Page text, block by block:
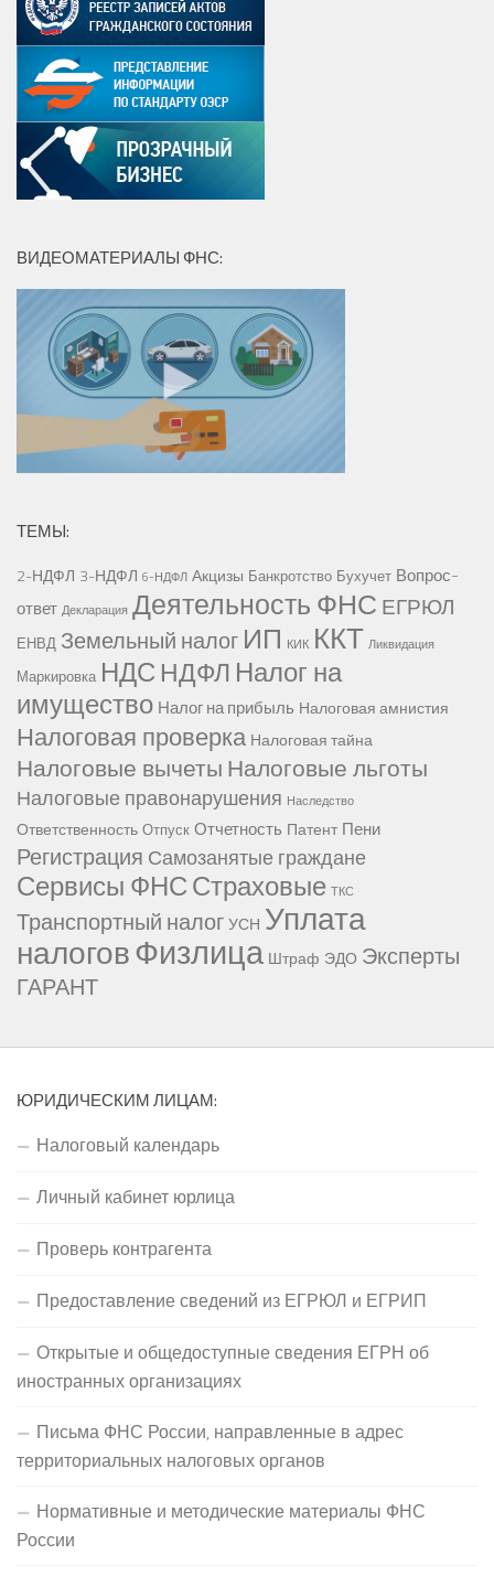
ВИДЕОМАТЕРИАЛЫ ФНС:
ТЕМЫ:
2-НДФЛ 3-НДФЛ 6-НДФЛ Акцизы Банкротство Бухучет Вопрос-
ответ Декларация Деятельность ФНС ЕГРЮЛ
ЕНВД Земельный налог ИП КИК ККТ Ликвидация
Маркировка НДС НДФЛ Налог на
имущество Налог на прибыль Налоговая амнистия
Налоговая проверка Налоговая тайна
Налоговые вычетыНалоговые льготы
Налоговые правонарушения Наследство
Ответственность Отпуск Отчетность Патент Пени
Регистрация Самозанятые граждане
Сервисы ФНССтраховые ТКС
Транспортный налогУСН Уплата
налоговФизлица Штраф ЭДО Эксперты
ГАРАНТ
ЮРИДИЧЕСКИМ ЛИЦАМ:
Налоговый календарь
Личный кабинет юрлица
Проверь контрагента
Предоставление сведений из ЕГРЮЛ и ЕГРИП
Открытые и общедоступные сведения ЕГРН об
иностранных организациях
Письма ФНС России, направленные в адрес
территориальных налоговых органов
Нормативные и методические материалы ФНС
России